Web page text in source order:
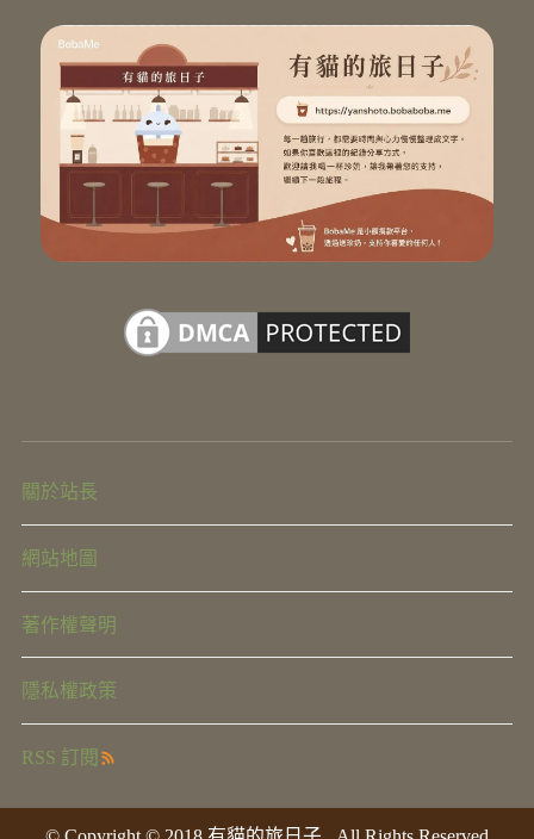
關於站長
網站地圖
著作權聲明
隱私權政策
RSS 訂閱